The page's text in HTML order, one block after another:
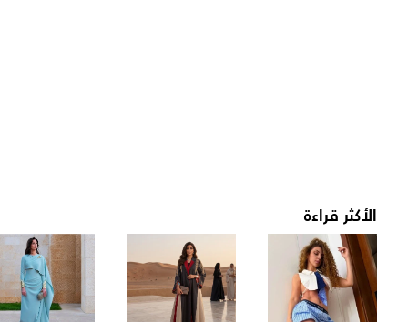
الأكثر قراءة